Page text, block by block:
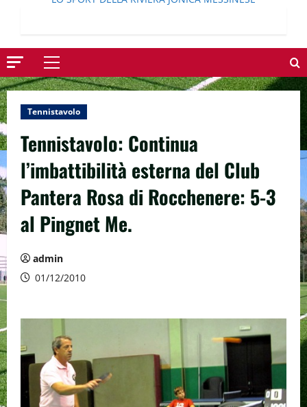
Menu
principale
Tennistavolo
Tennistavolo: Continua
l’imbattibilità esterna del Club
Pantera Rosa di Rocchenere: 5-3
al Pingnet Me.
admin
01/12/2010